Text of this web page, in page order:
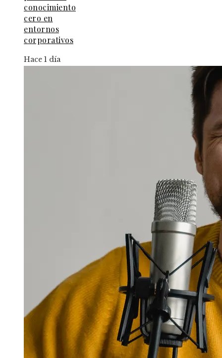
conocimiento
cero en
entornos
corporativos
Hace 1 día